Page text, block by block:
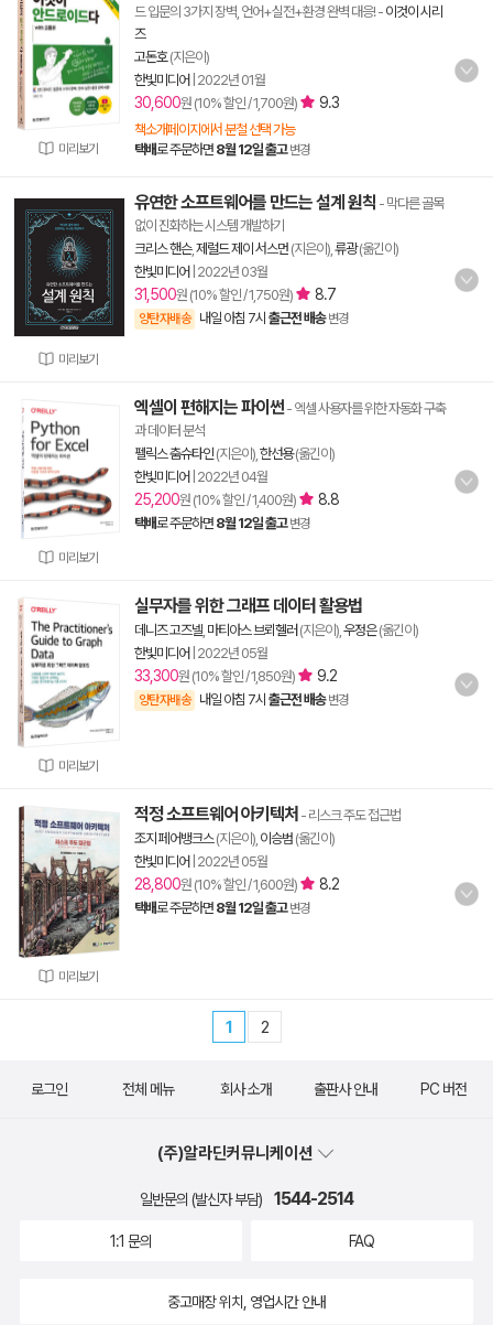
미리보기
드 입문의 3가지 장벽, 언어+실전+환경 완벽 대응!- 이것이 시리
즈
고돈호(지은이)
한빛미디어 2022년 01월
30,600원 (10% 할인 / 1,700원) 9.3
책소개페이지에서 분철 선택 가능
택배로 주문하면 8월 12일 출고 변경
미리보기
유연한 소프트웨어를 만드는 설계 원칙 - 막다른 골목
없이 진화하는 시스템 개발하기
크리스 핸슨, 제럴드 제이 서스먼 (지은이), 류광(옮긴이)
한빛미디어 2022년 03월
31,500원 (10% 할인 / 1,750원) 8.7
양탄자배송 내일 아침 7시 출근전 배송 변경
미리보기
엑셀이 편해지는 파이썬- 엑셀 사용자를 위한 자동화 구축
과 데이터 분석
펠릭스 춤슈타인 (지은이), 한선용(옮긴이)
한빛미디어 2022년 04월
25,200원 (10% 할인 / 1,400원) 8.8
택배로 주문하면 8월 12일 출고 변경
미리보기
실무자를 위한 그래프 데이터 활용법
데니즈 고즈넬 마티아스 브뢰헬러 (지은이), 우정은(옮긴이)
한빛미디어 2022년 05월
33,300원 (10% 할인 / 1,850원) 9.2
양탄자배송 내일 아침 7시 출근전 배송 변경
미리보기
적정 소프트웨어 아키텍처 - 리스크 주도 접근법
조지 페어뱅크스(지은이), 이승범 (옮긴이)
한빛미디어 2022년 05월
28,800원 (10% 할인 / 1,600원) 8.2
택배로 주문하면 8월 12일 출고 변경
1 2
로그인 전체 메뉴 회사 소개 출판사 안내 PC 버전
(주)알라딘커뮤니케이션
일반문의 (발신자 부담) 1544-2514
1:1 문의 FAQ
중고매장 위치, 영업시간 안내